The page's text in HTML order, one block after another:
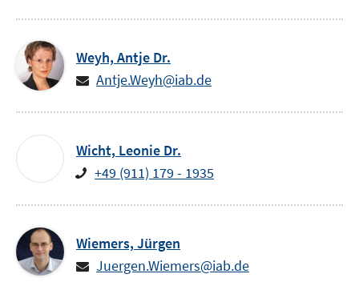
Weyh, Antje Dr.
Antje.Weyh@iab.de
Wicht, Leonie Dr.
+49 (911) 179 - 1935
Wiemers, Jürgen
Juergen.Wiemers@iab.de